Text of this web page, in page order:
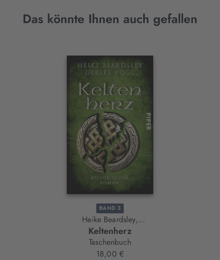
Das könnte Ihnen auch gefallen
BAND 3
Heike Beardsley,
Ulrike Vögl
Keltenherz
Taschenbuch
18,00 €